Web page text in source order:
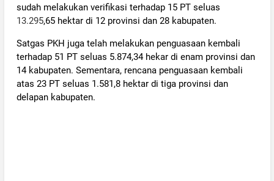
sudah melakukan verifikasi terhadap 15 PT seluas
13.295,65 hektar di 12 provinsi dan 28 kabupaten.
Satgas PKH juga telah melakukan penguasaan kembali
terhadap 51 PT seluas 5.874,34 hekar di enam provinsi dan
14 kabupaten. Sementara, rencana penguasaan kembali
atas 23 PT seluas 1.581,8 hektar di tiga provinsi dan
delapan kabupaten.